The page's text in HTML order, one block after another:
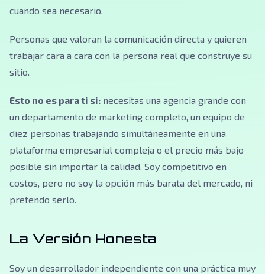
cuando sea necesario.
Personas que valoran la comunicación directa y quieren
trabajar cara a cara con la persona real que construye su
sitio.
Esto no es para ti si: necesitas una agencia grande con
un departamento de marketing completo, un equipo de
diez personas trabajando simultáneamente en una
plataforma empresarial compleja o el precio más bajo
posible sin importar la calidad. Soy competitivo en
costos, pero no soy la opción más barata del mercado, ni
pretendo serlo.
La Versión Honesta
Soy un desarrollador independiente con una práctica muy